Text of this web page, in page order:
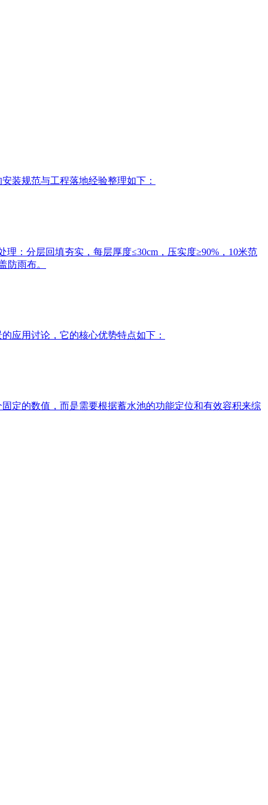
装规范与工程落地经验整理如下：
：分层回填夯实，每层厚度≤30cm，压实度≥90%，10米范
防雨布。
应用讨论，它的核心优势特点如下：
定的数值，而是需要根据蓄水池的功能定位和有效容积来综